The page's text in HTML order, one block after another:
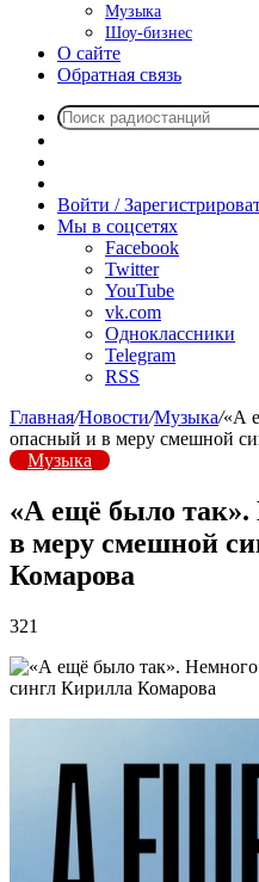
Музыка
Шоу-бизнес
О сайте
Обратная связь
радио
Войти /
Мы в соцсетях
Facebook
Twitter
YouTube
vk.com
Одноклассники
Telegram
RSS
Главная/Новости/Музыка/«А
опасный и в меру смешной
Музыка
«А ещё было
в меру смешной
Комарова
321